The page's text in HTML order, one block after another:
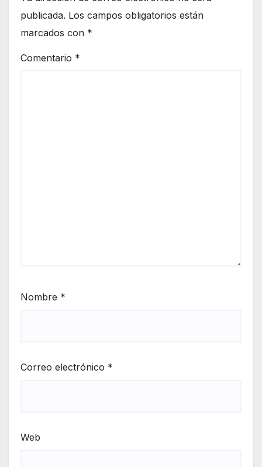
publicada. Los campos obligatorios están
marcados con *
Comentario *
Nombre *
Correo electrónico *
Web